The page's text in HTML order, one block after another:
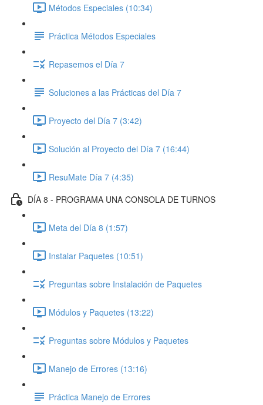
Métodos Especiales (10:34)
Práctica Métodos Especiales
Repasemos el Día 7
Soluciones a las Prácticas del Día 7
Proyecto del Día 7 (3:42)
Solución al Proyecto del Día 7 (16:44)
ResuMate Día 7 (4:35)
DÍA 8 - PROGRAMA UNA CONSOLA DE TURNOS
Meta del Día 8 (1:57)
Instalar Paquetes (10:51)
Preguntas sobre Instalación de Paquetes
Módulos y Paquetes (13:22)
Preguntas sobre Módulos y Paquetes
Manejo de Errores (13:16)
Práctica Manejo de Errores